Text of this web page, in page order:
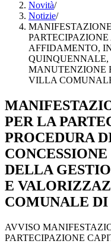
Novità/
Notizie/
AFFIDAMENTO,
QUINQUENNALE,
MANUTENZIONE
VILLA
PER LA
PROCEDURA
DELLA
E
COMUNALE
AVVISO
PARTECIPAZIONE